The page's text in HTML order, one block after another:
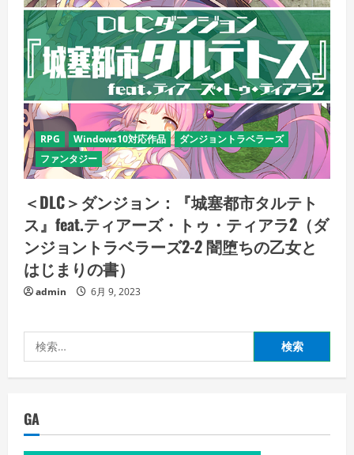
RPG Windows10対応作品
ダンジョントラベラーズ
ファンタジー
＜DLC＞ダンジョン：『城塞都市タルテト
ス』feat.ティアーズ・トゥ・ティアラ2（ダ
ンジョントラベラーズ2-2 闇堕ちの乙女と
はじまりの書）
admin 6月 9, 2023
索:
GA